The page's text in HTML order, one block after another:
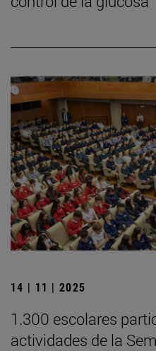
14 | 11 | 2025
1.300 escolares
actividades de la